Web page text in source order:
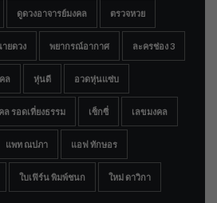
ดูดวงอาจารย์มงคล ตรวจหวย
ยดวง พยากรณ์อากาศ ละครช่อง 3
ล หุ่นดี อวดหุ่นแซ่บ
ล รอดเที่ยงธรรม เซ็กซี่ เลขมงคล
แพท ณปภา แอฟ ทักษอร
ใบเฟิร์น พิมพ์ชนก ใหม่ ดาวิกา